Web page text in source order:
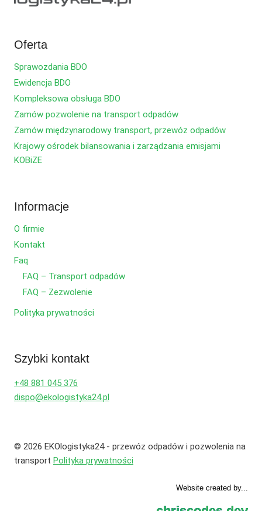
Oferta
Sprawozdania BDO
Ewidencja BDO
Kompleksowa obsługa BDO
Zamów pozwolenie na transport odpadów
Zamów międzynarodowy transport, przewóz odpadów
Krajowy ośrodek bilansowania i zarządzania emisjami
KOBiZE
Informacje
O firmie
Kontakt
Faq
FAQ – Transport odpadów
FAQ – Zezwolenie
Polityka prywatności
Szybki kontakt
+48 881 045 376
dispo@ekologistyka24.pl
© 2026 EKOlogistyka24 - przewóz odpadów i pozwolenia na
transport Polityka prywatności
Website created by...